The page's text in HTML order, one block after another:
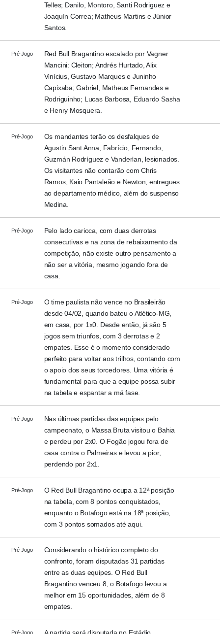
Telles; Danilo, Montoro, Santi Rodriguez e
Joaquín Correa; Matheus Martins e Júnior
Santos.
Pré-Jogo
Red Bull Bragantino escalado por Vagner
Mancini: Cleiton; Andrés Hurtado, Alix
Vinícius, Gustavo Marques e Juninho
Capixaba; Gabriel, Matheus Fernandes e
Rodriguinho; Lucas Barbosa, Eduardo Sasha
e Henry Mosquera.
Pré-Jogo
Os mandantes terão os desfalques de
Agustin Sant Anna, Fabrício, Fernando,
Guzmán Rodríguez e Vanderlan, lesionados.
Os visitantes não contarão com Chris
Ramos, Kaio Pantaleão e Newton, entregues
ao departamento médico, além do suspenso
Medina.
Pré-Jogo
Pelo lado carioca, com duas derrotas
consecutivas e na zona de rebaixamento da
competição, não existe outro pensamento a
não ser a vitória, mesmo jogando fora de
casa.
Pré-Jogo
O time paulista não vence no Brasileirão
desde 04/02, quando bateu o Atlético-MG,
em casa, por 1x0. Desde então, já são 5
jogos sem triunfos, com 3 derrotas e 2
empates. Esse é o momento considerado
perfeito para voltar aos trilhos, contando com
o apoio dos seus torcedores. Uma vitória é
fundamental para que a equipe possa subir
na tabela e espantar a má fase.
Pré-Jogo
Nas últimas partidas das equipes pelo
campeonato, o Massa Bruta visitou o Bahia
e perdeu por 2x0. O Fogão jogou fora de
casa contra o Palmeiras e levou a pior,
perdendo por 2x1.
Pré-Jogo
O Red Bull Bragantino ocupa a 12ª posição
na tabela, com 8 pontos conquistados,
enquanto o Botafogo está na 18ª posição,
com 3 pontos somados até aqui.
Pré-Jogo
Considerando o histórico completo do
confronto, foram disputadas 31 partidas
entre as duas equipes. O Red Bull
Bragantino venceu 8, o Botafogo levou a
melhor em 15 oportunidades, além de 8
empates.
Pré-Jogo